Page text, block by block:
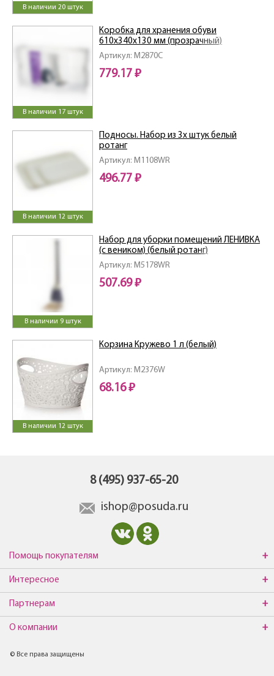
В наличии 20 штук
В наличии 17 штук
Артикул: M2870C
Коробка для хранения обуви
610х340х130 мм (прозрачный)
779.17 ₽
В наличии 12 штук
Артикул: M1108WR
Подносы. Набор из 3х штук белый
ротанг
496.77 ₽
В наличии 9 штук
Артикул: M5178WR
Набор для уборки помещений ЛЕНИВКА
(с веником) (белый ротанг)
507.69 ₽
В наличии 12 штук
Артикул: M2376W
Корзина Кружево 1 л (белый)
68.16 ₽
8 (495) 937-65-20
ishop@posuda.ru
Помощь покупателям
Интересное
Партнерам
О компании
© Все права защищены